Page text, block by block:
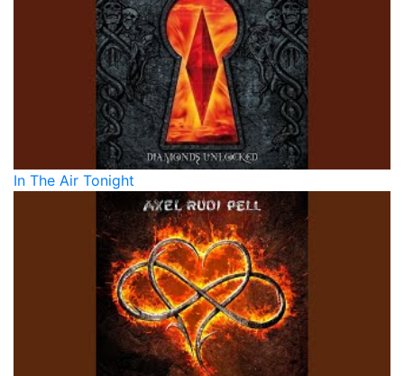
In The Air Tonight